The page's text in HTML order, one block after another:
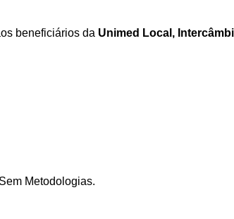
beneficiários da Unimed Local,
Metodologias.